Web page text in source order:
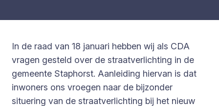
In de raad van 18 januari hebben wij als CDA
vragen gesteld over de straatverlichting in de
gemeente Staphorst. Aanleiding hiervan is dat
inwoners ons vroegen naar de bijzonder
situering van de straatverlichting bij het nieuw